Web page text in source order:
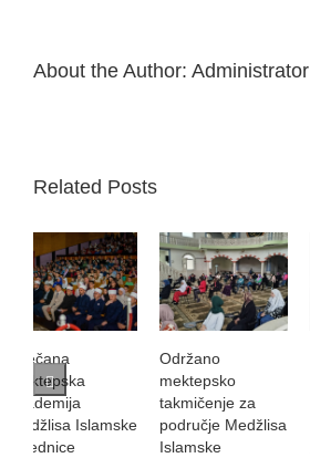
About the Author: Administrator
Related Posts
Održano
mektepsko
takmičenje za
područje Medžlisa
Islamske
Susreti polaznika
Kursa islama iz
Banovića, Živinica
i Kaknja
26 Maja, 2024